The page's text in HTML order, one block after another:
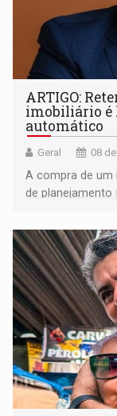
ARTIGO:
imobiliário é
automático
Geral 08
A compra de um
de planejamento